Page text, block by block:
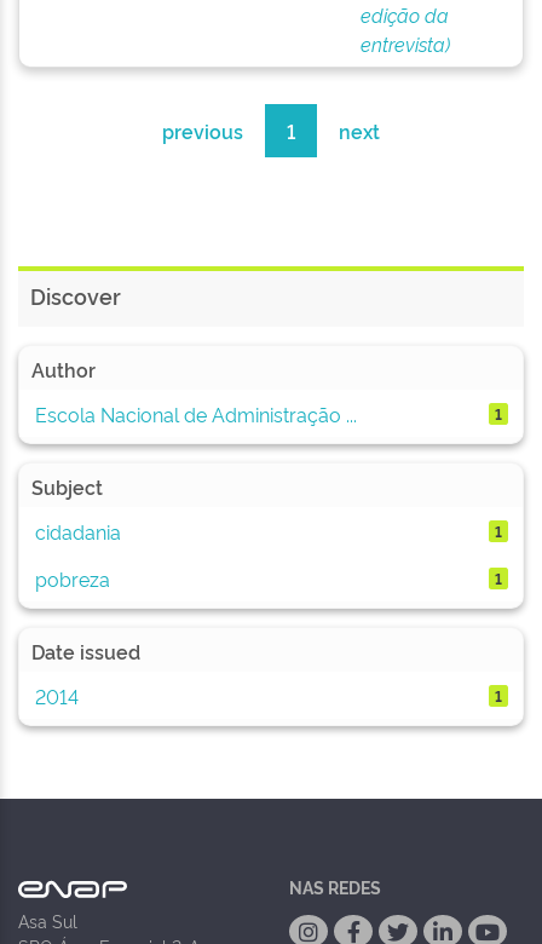
edição da
entrevista)
previous 1 next
Discover
Author
Escola Nacional de Administração ...
1
Subject
cidadania
1
pobreza 1
Date issued
2014
1
Asa Sul
NAS REDES